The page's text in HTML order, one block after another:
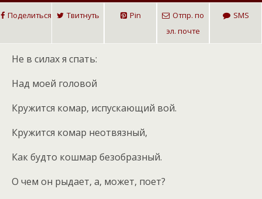
Поделиться Твитнуть Pin
Отпр. по
эл. почте
SMS
Не в силах я спать:
Над моей головой
Кружится комар, испускающий вой.
Кружится комар неотвязный,
Как будто кошмар безобразный.
О чем он рыдает, а, может, поет?